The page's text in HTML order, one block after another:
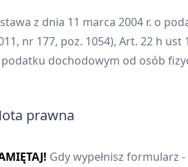
z dnia 11 marca 2004 r. o
nr 177, poz. 1054), Art. 22 h ust
dochodowym od osób
prawna
Gdy wypełnisz formularz